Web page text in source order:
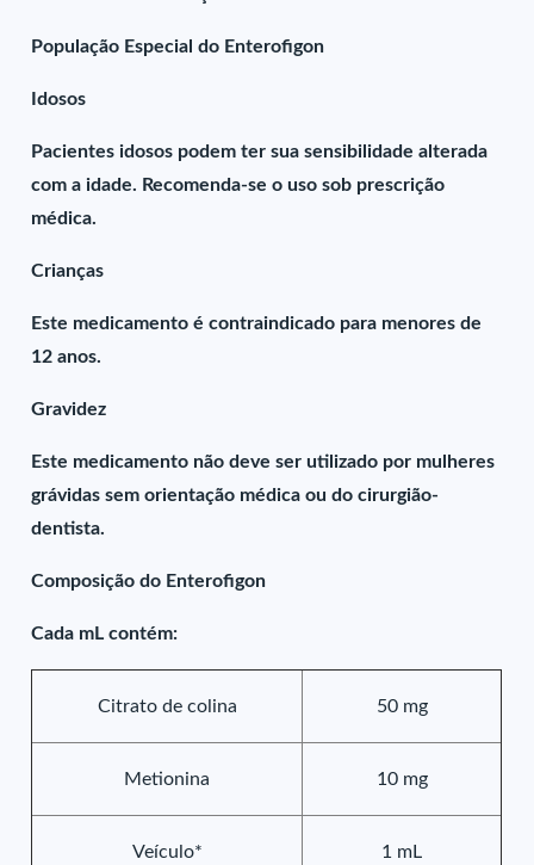
População Especial do Enterofigon
Idosos
Pacientes idosos podem ter sua sensibilidade alterada
com a idade. Recomenda-se o uso sob prescrição
médica.
Crianças
Este medicamento é contraindicado para menores de
12 anos.
Gravidez
Este medicamento não deve ser utilizado por mulheres
grávidas sem orientação médica ou do cirurgião-
dentista.
Composição do Enterofigon
Cada mL contém:
Citrato de colina 50 mg
Metionina 10 mg
Veículo* 1 mL